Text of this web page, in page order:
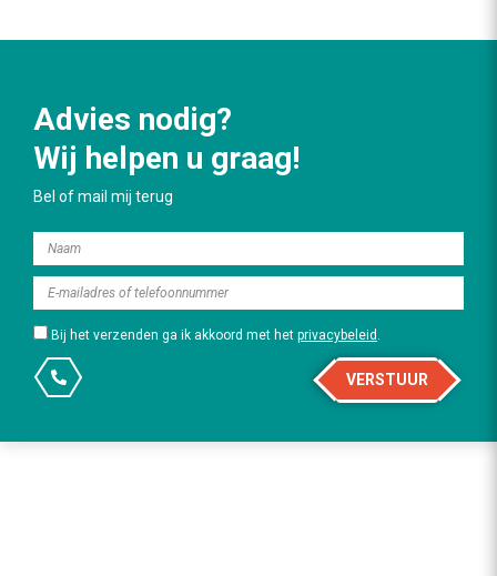
Advies nodig?
Wij helpen u graag!
Bel of mail mij terug
Bij het verzenden ga ik akkoord met het privacybeleid .
VERSTUUR